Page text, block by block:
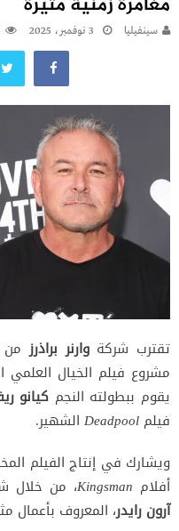
سينفيليا 3 نوفمبر، 2025
تقترب شركةوارنر براذرزمن
مشروع فيلم الخيال العلمي
يقوم ببطولته النجم كيانو
فيلم Deadpool الشهير.
ويشارك في إنتاج الفيلم
أفلام Kingsman، من خلال
آرون رايدر، المعروف بأعمال